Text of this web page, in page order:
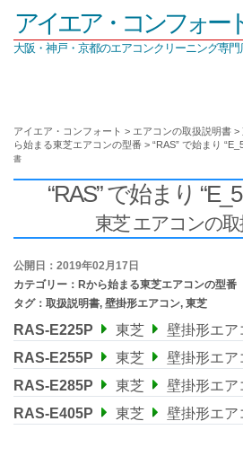
アイエア・コンフォー
大阪・神戸・京都のエアコンクリーニング専門
アイエア・コンフォート > エアコンの取扱説明書 >
ら始まる東芝エアコンの型番 > “RAS” で始まり
書
“RAS” で始まり
東芝 エアコンの
公開日：2019年02月17日
カテゴリー： Rから始まる東芝エアコンの型番
タグ： 取扱説明書, 壁掛形エアコン, 東芝
RAS-E225P 東芝 壁掛形エア
RAS-E255P
東芝 壁掛形エア
RAS-E285P
東芝 壁掛形エア
RAS-E405P
東芝 壁掛形エア